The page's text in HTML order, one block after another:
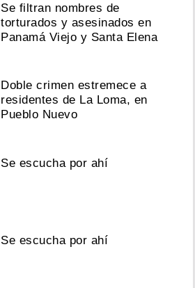
Se filtran nombres de
torturados y asesinados en
Panamá Viejo y Santa Elena
Doble crimen estremece a
residentes de La Loma, en
Pueblo Nuevo
Se escucha por ahí
Se escucha por ahí